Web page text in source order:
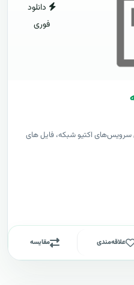
دانلود
فوری
سرویس‌های اکتیو شبکه، فایل های
علاقه‌مندی مقایسه